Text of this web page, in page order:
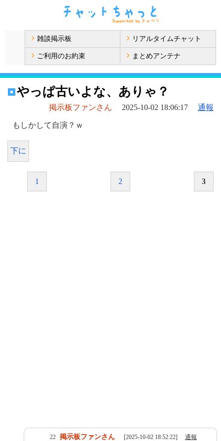
雑談掲示板 リアルタイムチャット
ご利用のお約束 まとめアンテナ
やっぱ古いよな、ありゃ？
掲示板ファンさん 2025-10-02 18:06:17 通報
もしかして自演？ｗ
下に
1 2 3
22 掲示板ファンさん [2025-10-02 18:52:22] 通報